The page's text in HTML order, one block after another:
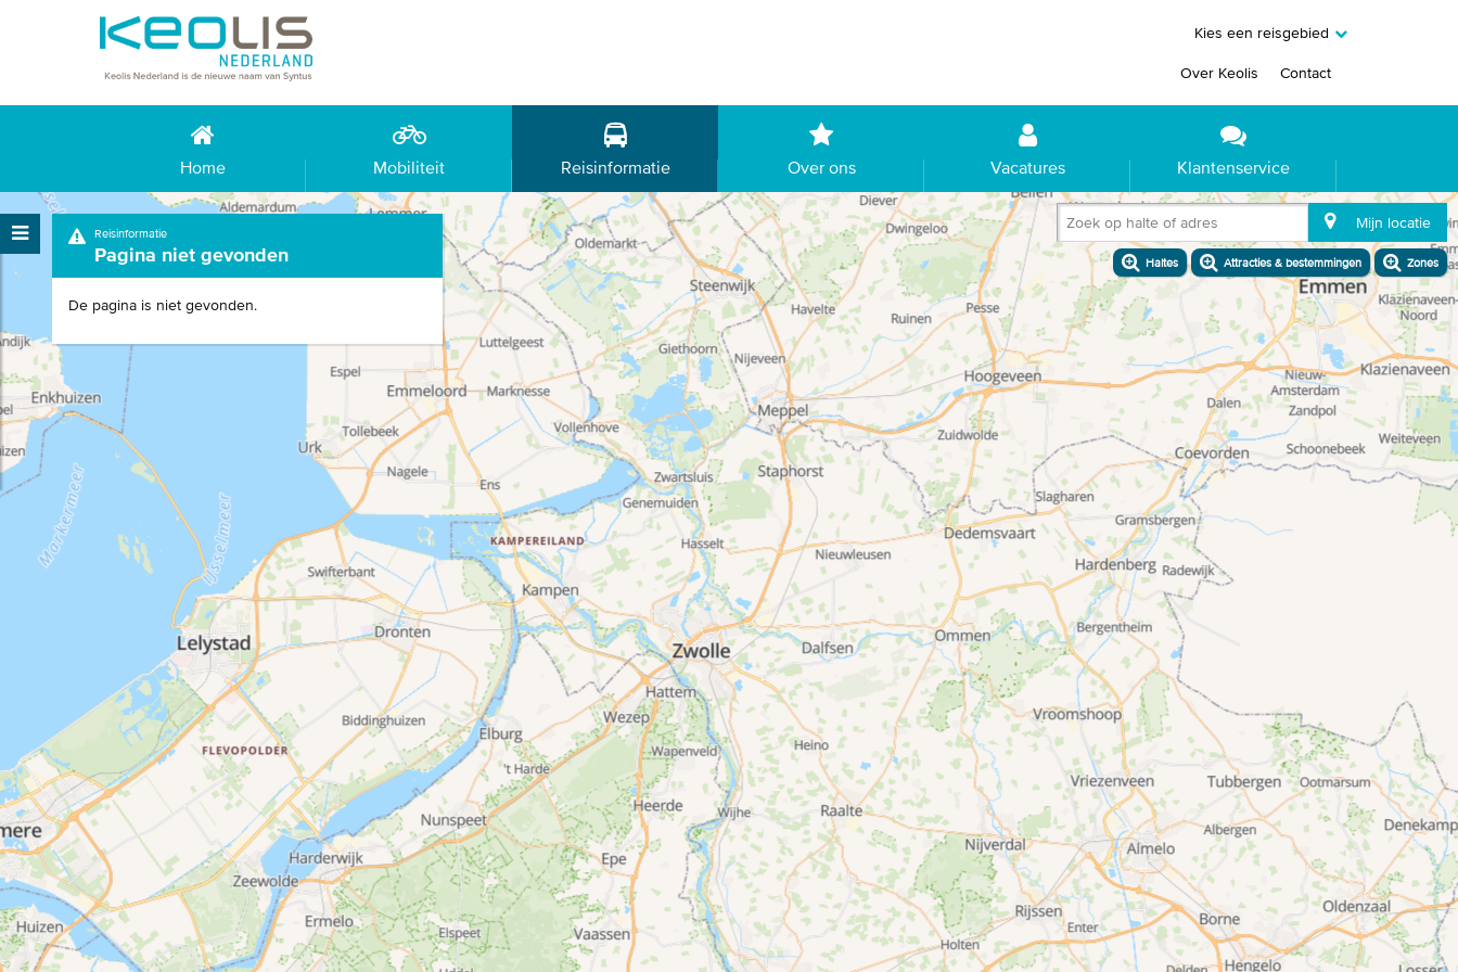
Kies een reisgebied
Over Keolis Contact
Home Mobiliteit Reisinformatie Over ons Vacatures Klantenservice
Zoek op halte of adres Mijn locatie
Haltes Attracties & bestemmingen Zones
Reisinformatie
Pagina niet gevonden
De pagina is niet gevonden.